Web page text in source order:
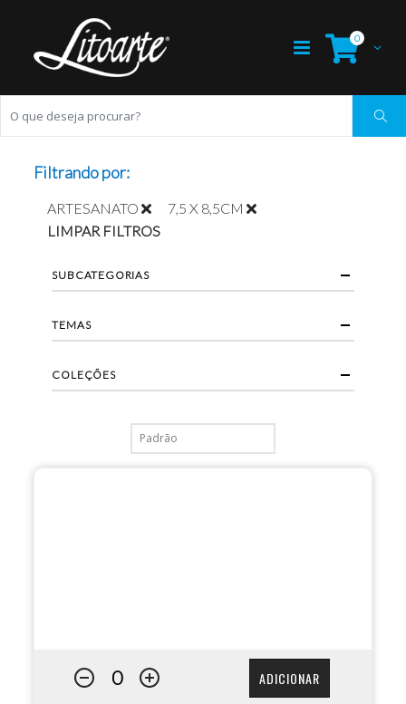
0
ADICIONAR
Filtrando por:
ARTESANATO
7,5 X 8,5CM
LIMPAR FILTROS
SUBCATEGORIAS
TEMAS
COLEÇÕES